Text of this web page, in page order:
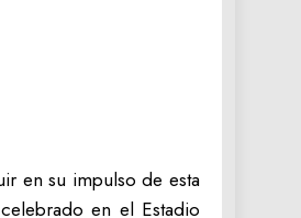
en su impulso de esta
en el Estadio